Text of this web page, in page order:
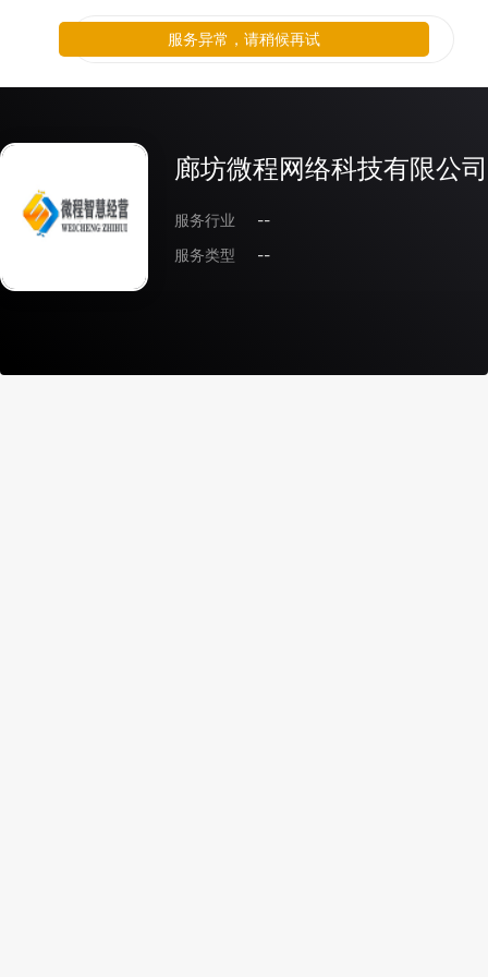
廊坊微程网络科技有限公司
服务行业
--
服务类型
--
服务异常，请稍候再试